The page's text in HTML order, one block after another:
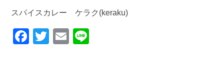
スパイスカレー ケラク(keraku)
F
T
E